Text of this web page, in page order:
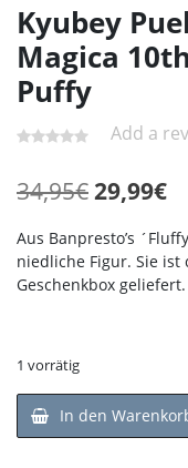
Kyubey
Magica
Puffy
Add a
34,95€
war:
34,95€
29,99€
Aus Banpresto’s
niedliche Figur. Sie
Geschenkbox geliefert.
1 vorrätig
In den